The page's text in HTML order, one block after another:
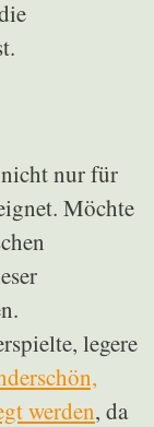
nur für
Möchte
legere
werden, da